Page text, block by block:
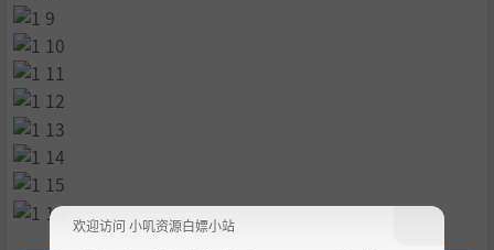
欢迎访问 小叽资源白嫖小站